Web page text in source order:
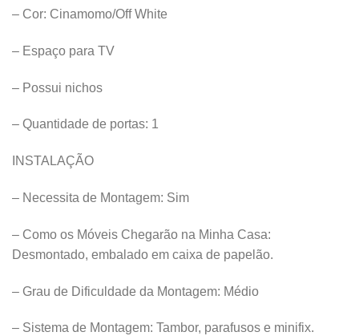
– Cor: Cinamomo/Off White
– Espaço para TV
– Possui nichos
– Quantidade de portas: 1
INSTALAÇÃO
– Necessita de Montagem: Sim
– Como os Móveis Chegarão na Minha Casa:
Desmontado, embalado em caixa de papelão.
– Grau de Dificuldade da Montagem: Médio
– Sistema de Montagem: Tambor, parafusos e minifix.